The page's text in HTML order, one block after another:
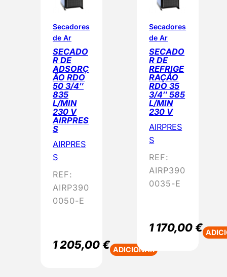
Secadores
de Ar
SECADO
R DE
ADSORÇ
ÃO RDO
50 3/4″
835
L/MIN
230 V
AIRPRES
S
AIRPRES
S
REF:
AIRP390
0050-E
1 205,00€ ADICIONAR
Secadores
de Ar
SECADO
R DE
REFRIGE
RAÇÃO
RDO 35
3/4″ 585
L/MIN
230 V
AIRPRES
S
REF:
AIRP390
0035-E
1 170,00€